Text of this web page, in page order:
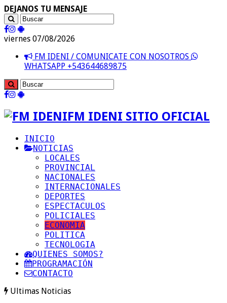
DEJANOS TU MENSAJE
viernes 07/08/2026
FM IDENI / COMUNICATE CON NOSOTROS
WHATSAPP +543644689875
FM IDENI SITIO OFICIAL
INICIO
NOTICIAS
LOCALES
PROVINCIAL
NACIONALES
INTERNACIONALES
DEPORTES
ESPECTACULOS
POLICIALES
ECONOMIA
POLITICA
TECNOLOGIA
QUIENES SOMOS?
PROGRAMACIÓN
CONTACTO
Ultimas Noticias